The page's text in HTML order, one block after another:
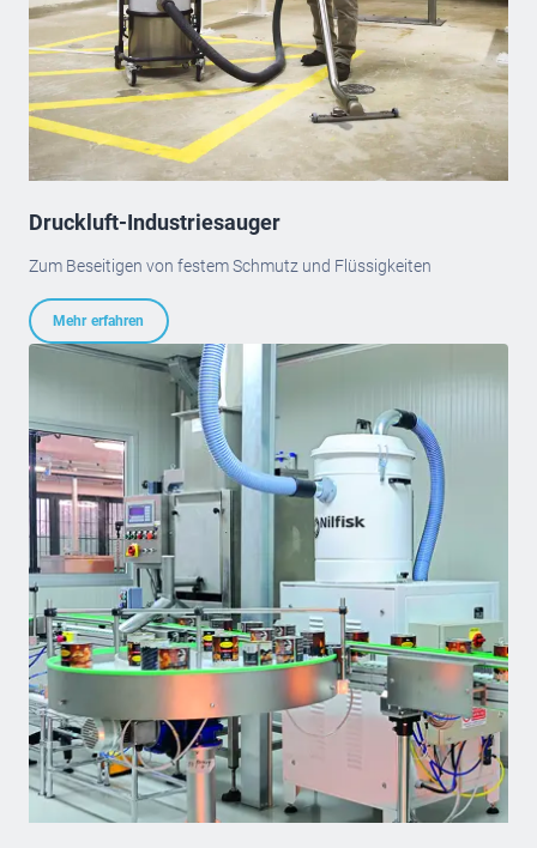
Druckluft-Industriesauger
Zum Beseitigen von festem Schmutz und Flüssigkeiten
Mehr erfahren